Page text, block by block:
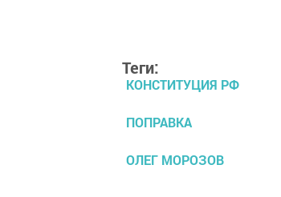
Теги:
КОНСТИТУЦИЯ РФ
ПОПРАВКА
ОЛЕГ МОРОЗОВ